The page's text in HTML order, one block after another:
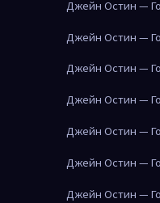
Джейн Остин —
Джейн Остин —
Джейн Остин —
Джейн Остин —
Джейн Остин —
Джейн Остин —
Джейн Остин —